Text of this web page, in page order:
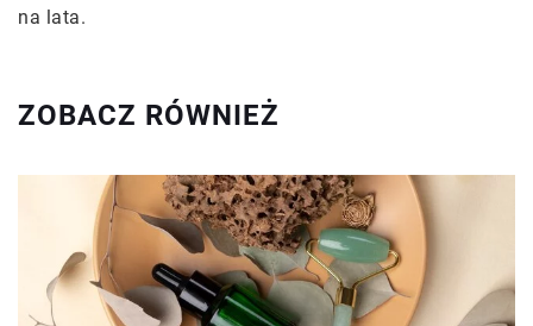
na lata.
ZOBACZ RÓWNIEŻ